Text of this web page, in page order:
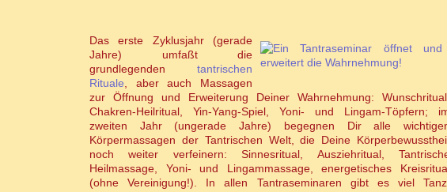
Das erste Zyklusjahr (gerade
Jahre) umfaßt die
grundlegenden tantrischen
Rituale , aber auch Massagen
zur Öffnung und Erweiterung Deiner Wahrnehmung: Wunschritual,
Chakren-Heilritual, Yin-Yang-Spiel, Yoni- und Lingam-Töpfern;
zweiten Jahr (ungerade Jahre) begegnen Dir alle
Körpermassagen der Tantrischen Welt, die Deine
noch weiter verfeinern: Sinnesritual, Ausziehritual,
Heilmassage, Yoni- und Lingammassage, energetisches
(ohne Vereinigung!). In allen Tantraseminaren gibt es viel Tanz,